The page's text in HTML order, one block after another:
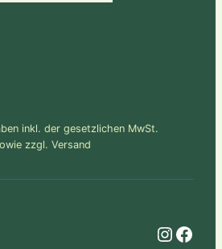
inkl. der gesetzlichen MwSt.
zzgl. Versand
Instagram Facebook